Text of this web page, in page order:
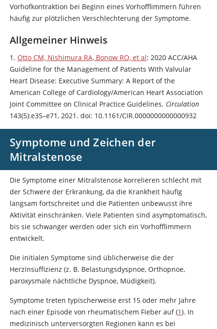
Vorhofkontraktion bei Beginn eines Vorhofflimmern führen
häufig zur plötzlichen Verschlechterung der Symptome.
Allgemeiner Hinweis
1. Otto CM, Nishimura RA, Bonow RO, et al: 2020 ACC/AHA
Guideline for the Management of Patients With Valvular
Heart Disease: Executive Summary: A Report of the
American College of Cardiology/American Heart Association
Joint Committee on Clinical Practice Guidelines. Circulation
143(5):e35–e71, 2021. doi: 10.1161/CIR.0000000000000932
Symptome und Zeichen der
Mitralstenose
Die Symptome einer Mitralstenose korrelieren schlecht mit
der Schwere der Erkrankung, da die Krankheit häufig
langsam fortschreitet und die Patienten unbewusst ihre
Aktivität einschränken. Viele Patienten sind asymptomatisch,
bis sie schwanger werden oder sich ein Vorhofflimmern
entwickelt.
Die initialen Symptome sind üblicherweise die der
Herzinsuffizienz (z. B. Belastungsdyspnoe, Orthopnoe,
paroxysmale nächtliche Dyspnoe, Müdigkeit).
Symptome treten typischerweise erst 15 oder mehr Jahre
nach einer Episode von rheumatischem Fieber auf (1). In
medizinisch unterversorgten Regionen kann es bei